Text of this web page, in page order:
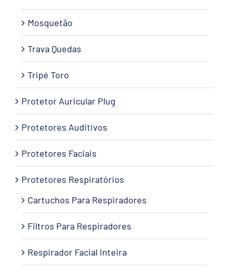
Mosquetão
Trava Quedas
Tripé Toro
Protetor Auricular Plug
Protetores Auditivos
Protetores Faciais
Protetores Respiratórios
Cartuchos Para Respiradores
Filtros Para Respiradores
Respirador Facial Inteira